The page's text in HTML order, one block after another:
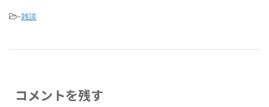
-雑談
コメントを残す